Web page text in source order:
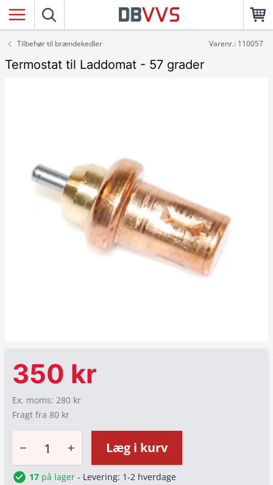
Tilbehør til brændekedler Varenr.: 110057
Termostat til Laddomat - 57 grader
350 kr
Ex. moms: 280 kr
Fragt fra 80 kr
− + Læg i kurv
17 på lager - Levering: 1-2 hverdage